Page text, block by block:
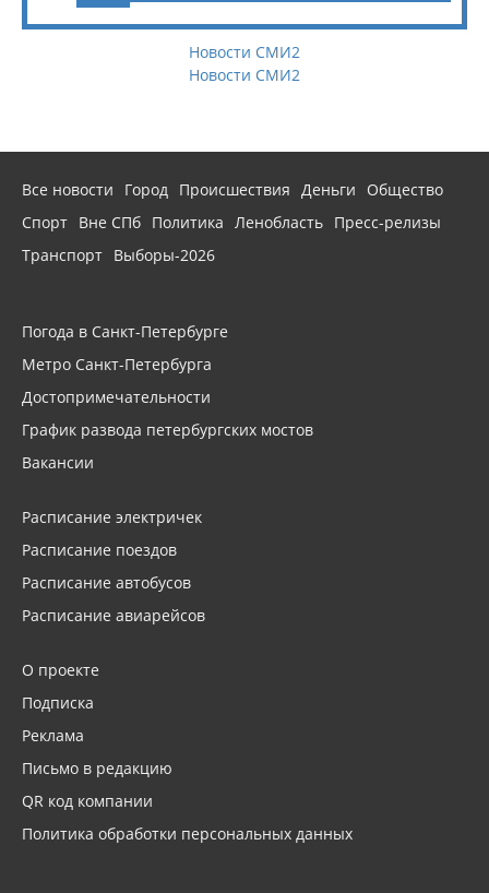
Новости СМИ2
Новости СМИ2
Все новости Город Происшествия Деньги
Общество
Спорт Вне СПб Политика Ленобласть Пресс-релизы
Транспорт Выборы-2026
Погода в Санкт-Петербурге
Метро Санкт-Петербурга
Достопримечательности
График развода петербургских мостов
Вакансии
Расписание электричек
Расписание поездов
Расписание автобусов
Расписание авиарейсов
О проекте
Подписка
Реклама
Письмо в редакцию
QR код компании
Политика обработки персональных данных